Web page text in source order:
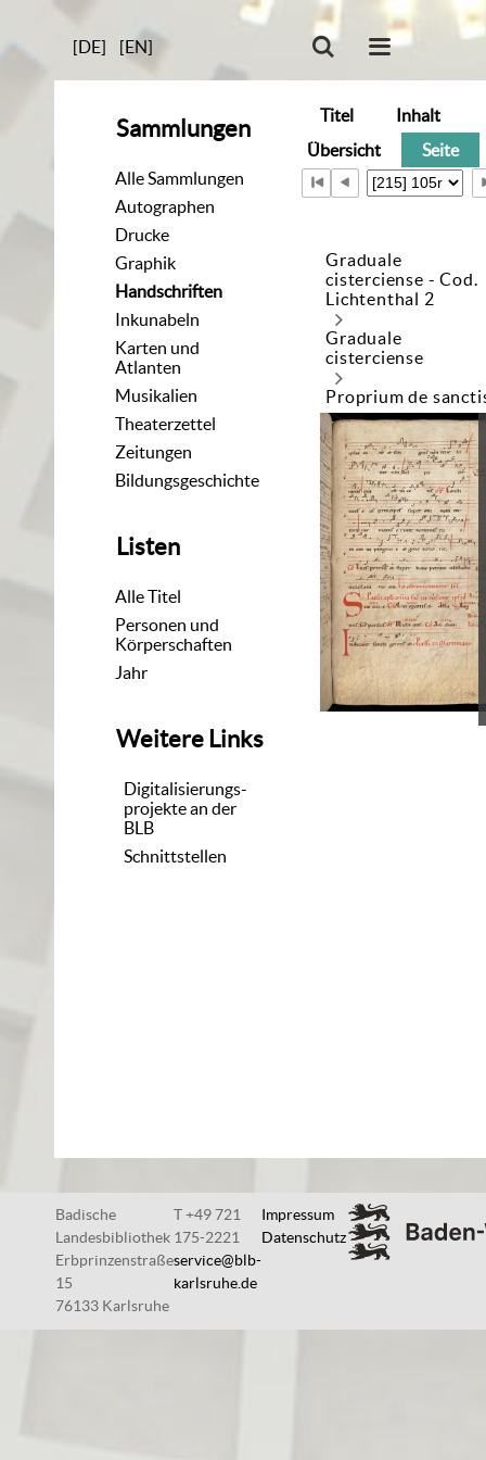
[DE] [EN]
Sammlungen
Alle Sammlungen
Autographen
Drucke
Graphik
Handschriften
Inkunabeln
Karten und
Atlanten
Musikalien
Theaterzettel
Zeitungen
Bildungsgeschichte
Listen
Alle Titel
Personen und
Körperschaften
Jahr
Weitere Links
Digitalisierungs-
projekte an der
BLB
Schnittstellen
Titel
Inhalt
Übersicht
Seite
Graduale
cisterciense - Cod.
Lichtenthal 2
Graduale
cisterciense
Proprium de
Badische
Landesbibliothek
Erbprinzenstraße
15
76133 Karlsruhe
T +49 721
175-2221
service@blb-
karlsruhe.de
Impressum
Datenschutz